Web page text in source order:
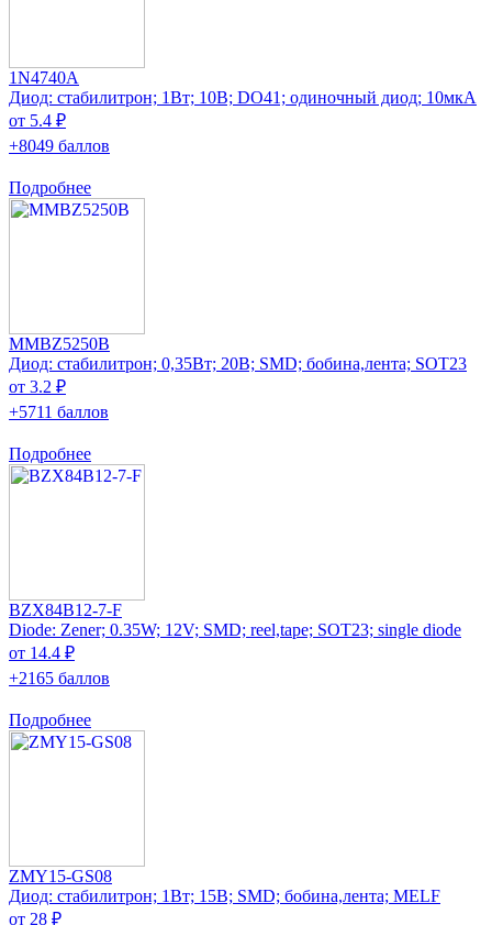
1N4740A
Диод: стабилитрон; 1Вт; 10В; DO41; одиночный диод; 10мкА
от 5.4 ₽
+8049 баллов
Подробнее
MMBZ5250B
Диод: стабилитрон; 0,35Вт; 20В; SMD; бобина,лента; SOT23
от 3.2 ₽
+5711 баллов
Подробнее
BZX84B12-7-F
Diode: Zener; 0.35W; 12V; SMD; reel,tape; SOT23; single diode
от 14.4 ₽
+2165 баллов
Подробнее
ZMY15-GS08
Диод: стабилитрон; 1Вт; 15В; SMD; бобина,лента; MELF
от 28 ₽